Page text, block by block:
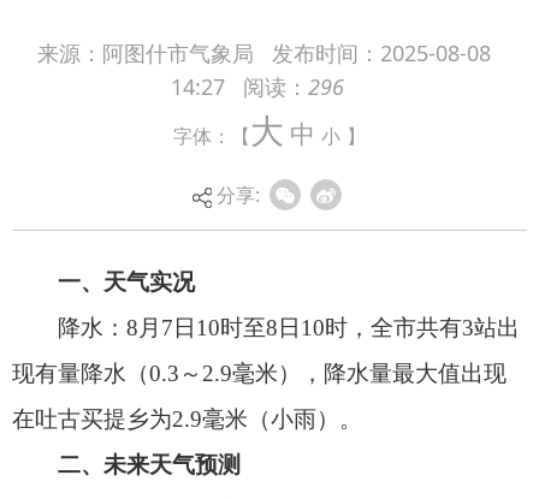
来源：阿图什市气象局 发布时间： 2025-08-08
14:27
阅读： 296
字体：【大 中 小 】
分享:
降水：8月7日10时至8日10时，全市共有3站出
现有量降水（0.3～2.9毫米），降水量最大值出现
在吐古买提乡为2.9毫米（小雨）。
预计今天白天至夜间，各地晴转多云，吐古买
提乡至哈拉峻乡有中到大雨，局地有暴雨，阵风5～
6级，风口阵风8～9级。午后至夜间，局地易出现
阵性大风、短时强降水、冰雹等强对流天气，强降
体滑坡等次生灾害。